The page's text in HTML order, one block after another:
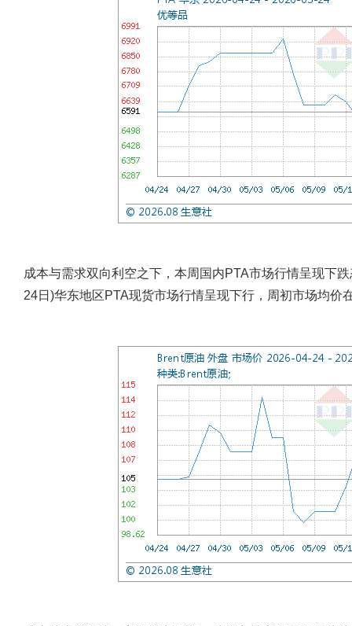
成本与需求双向利空之下，本周国内PTA市场行情呈现下
24日)华东地区PTA现货市场行情呈现下行，周初市场均价